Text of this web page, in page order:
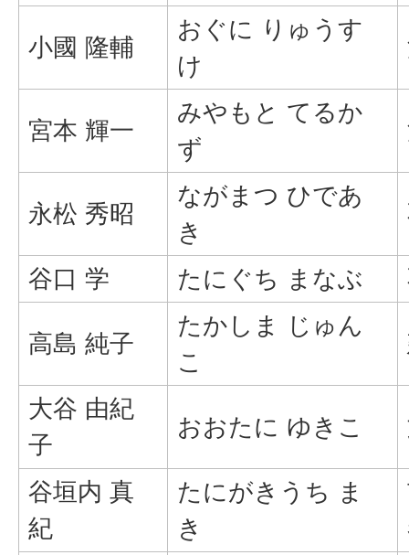
小國 隆輔
おぐに りゅうす
け
宮本 輝一
みやもと てるか
ず
永松 秀昭
ながまつ ひであ
き
谷口 学 たにぐち まなぶ
高島 純子
たかしま じゅん
こ
大谷 由紀
子
おおたに ゆきこ
谷垣内 真
紀
たにがきうち ま
き